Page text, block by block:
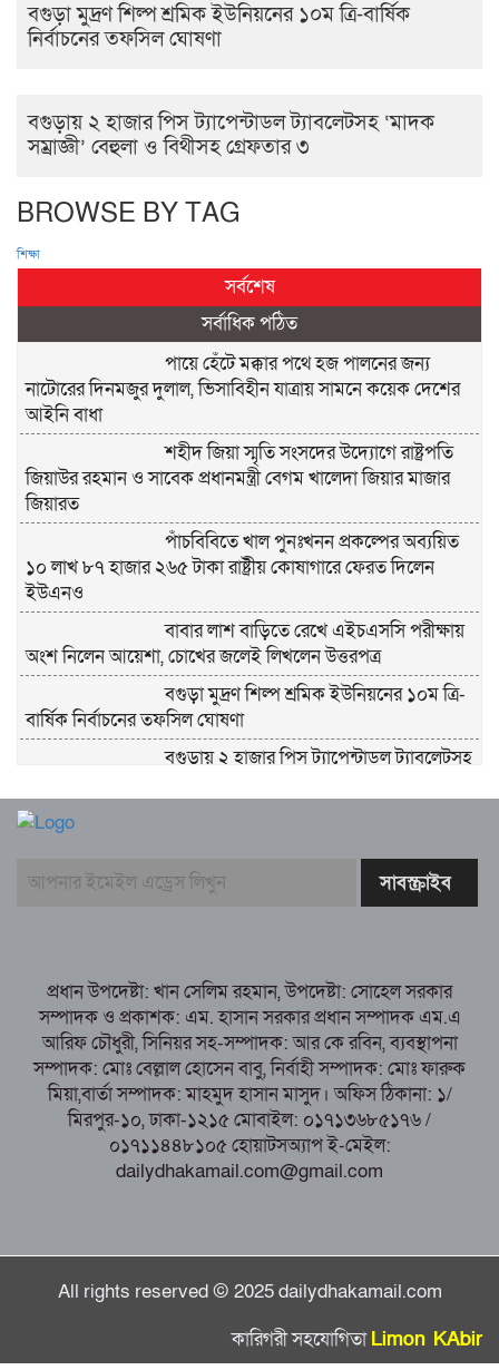
বগুড়া মুদ্রণ শিল্প শ্রমিক ইউনিয়নের ১০ম ত্রি-বার্ষিক
নির্বাচনের তফসিল ঘোষণা
বগুড়ায় ২ হাজার পিস ট্যাপেন্টাডল ট্যাবলেটসহ ‘মাদক
সম্রাজ্ঞী’ বেহুলা ও বিথীসহ গ্রেফতার ৩
BROWSE BY TAG
শিক্ষা
সর্বশেষ
সর্বাধিক পঠিত
পায়ে হেঁটে মক্কার পথে হজ পালনের জন্য
নাটোরের দিনমজুর দুলাল, ভিসাবিহীন যাত্রায় সামনে কয়েক দেশের
আইনি বাধা
শহীদ জিয়া স্মৃতি সংসদের উদ্যোগে রাষ্ট্রপতি
জিয়াউর রহমান ও সাবেক প্রধানমন্ত্রী বেগম খালেদা জিয়ার মাজার
জিয়ারত
পাঁচবিবিতে খাল পুনঃখনন প্রকল্পের অব্যয়িত
১০ লাখ ৮৭ হাজার ২৬৫ টাকা রাষ্ট্রীয় কোষাগারে ফেরত দিলেন
ইউএনও
বাবার লাশ বাড়িতে রেখে এইচএসসি পরীক্ষায়
অংশ নিলেন আয়েশা, চোখের জলেই লিখলেন উত্তরপত্র
বগুড়া মুদ্রণ শিল্প শ্রমিক ইউনিয়নের ১০ম ত্রি-
বার্ষিক নির্বাচনের তফসিল ঘোষণা
বগুড়ায় ২ হাজার পিস ট্যাপেন্টাডল ট্যাবলেটসহ
নরসিংদীর শিবপুরে তিনটি গরুকে বিষ খাইয়ে
সামলাচ্ছেন একাধিক গুরুত্বপূর্ণ দায়িত্ব, প্রশংসায় মুখর এলাকাবাসী
বগুড়া মুদ্রণ শিল্প শ্রমিক ইউনিয়নের নির্বাচন
পরিচালনা কমিটির প্রস্তুতি সভা অনুষ্ঠিত
প্রধান উপদেষ্টা: খান সেলিম রহমান, উপদেষ্টা: সোহেল সরকার
সম্পাদক ও প্রকাশক: এম. হাসান সরকার প্রধান সম্পাদক এম.এ
আরিফ চৌধুরী, সিনিয়র সহ-সম্পাদক: আর কে রবিন, ব্যবস্থাপনা
সম্পাদক: মোঃ বেল্লাল হোসেন বাবু, নির্বাহী সম্পাদক: মোঃ ফারুক
মিয়া,বার্তা সম্পাদক: মাহমুদ হাসান মাসুদ। অফিস ঠিকানা: ১/
মিরপুর-১০, ঢাকা-১২১৫ মোবাইল: ০১৭১৩৬৮৫১৭৬ /
০১৭১১৪৪৮১০৫ হোয়াটসঅ্যাপ ই-মেইল:
dailydhakamail.com@gmail.com
All rights reserved © 2025 dailydhakamail.com
কারিগরী সহযোগিতাLimon KAbir